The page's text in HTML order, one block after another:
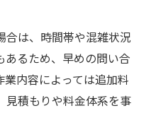
合は、時間帯や混雑状況
あるため、早めの問い合
内容によっては追加料
見積もりや料金体系を事